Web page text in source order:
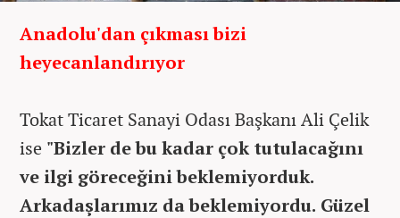
Anadolu'dan çıkması bizi
heyecanlandırıyor
Tokat Ticaret Sanayi Odası Başkanı Ali Çelik
ise "Bizler de bu kadar çok tutulacağını
ve ilgi göreceğini beklemiyorduk.
Arkadaşlarımız da beklemiyordu. Güzel